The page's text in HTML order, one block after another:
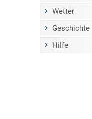
Wetter
Geschichte
Hilfe